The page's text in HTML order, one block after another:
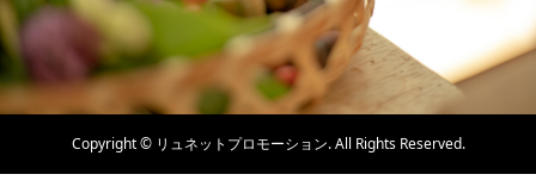
Copyright ©リュネットプロモーション. All Rights Reserved.